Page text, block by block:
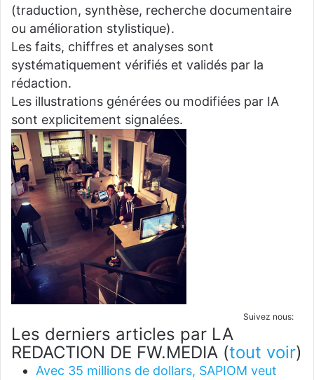
(traduction, synthèse, recherche documentaire
ou amélioration stylistique).
Les faits, chiffres et analyses sont
systématiquement vérifiés et validés par la
rédaction.
Les illustrations générées ou modifiées par IA
sont explicitement signalées.
Suivez nous:
Les derniers articles par LA
REDACTION DE FW.MEDIA (tout voir)
Avec 35 millions de dollars, SAPIOM veut